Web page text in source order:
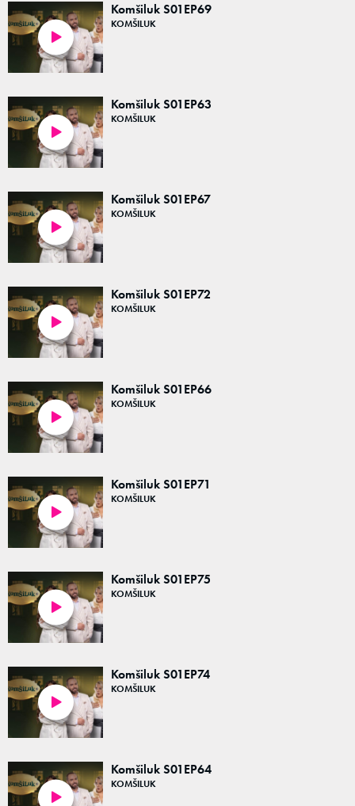
Komšiluk S01EP69
KOMŠILUK
Komšiluk S01EP63
KOMŠILUK
Komšiluk S01EP67
KOMŠILUK
Komšiluk S01EP72
KOMŠILUK
Komšiluk S01EP66
KOMŠILUK
Komšiluk S01EP71
KOMŠILUK
Komšiluk S01EP75
KOMŠILUK
Komšiluk S01EP74
KOMŠILUK
Komšiluk S01EP64
KOMŠILUK